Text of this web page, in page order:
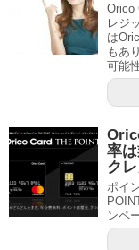
Orico
レジ
は
もあ
可能
率
クレ
ポイ
ンペ